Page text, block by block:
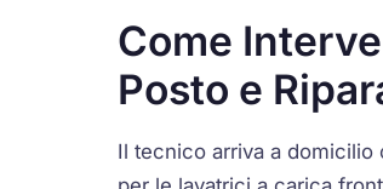
Come
Posto e
Il tecnico arriva a